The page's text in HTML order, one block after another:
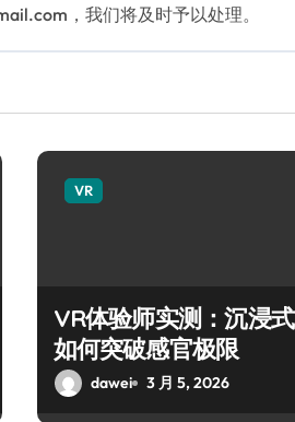
，我们将及时予以处理。
VR
VR体验师实测：沉浸式
如何突破感官极限
dawei 3 月 5, 2026